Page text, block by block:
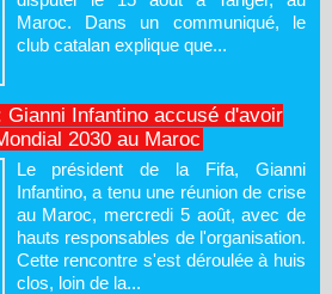
Maroc. Dans un communiqué, le
club catalan explique que...
Gianni Infantino accusé d'avoir
2030 au Maroc
Le président de la Fifa, Gianni
Infantino, a tenu une réunion de crise
au Maroc, mercredi 5 août, avec de
hauts responsables de l'organisation.
Cette rencontre s'est déroulée à huis
clos, loin de la...